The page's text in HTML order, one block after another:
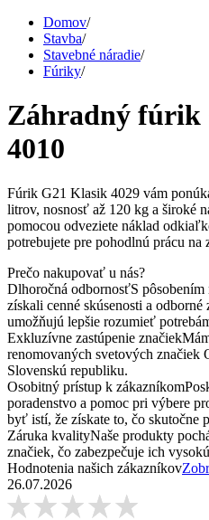
Domov/
Stavba/
Stavebné náradie/
Fúriky/
Záhradný fúrik
4010
Fúrik G21 Klasik 4029 vám
litrov, nosnosť až 120 kg a široké
pomocou odveziete náklad
potrebujete pre pohodlnú prácu na
Prečo nakupovať u nás?
Dlhoročná odbornosťS
získali cenné skúsenosti a odborné
umožňujú lepšie rozumieť
Exkluzívne zastúpenie značiek
renomovaných svetových značiek
Slovenskú republiku.
Osobitný prístup k zákazníkom
poradenstvo a pomoc pri výbere
byť istí, že získate to, čo skutočne
Záruka kvalityNaše produkty
značiek, čo zabezpečuje ich
Hodnotenia našich zákazníkov
26.07.2026